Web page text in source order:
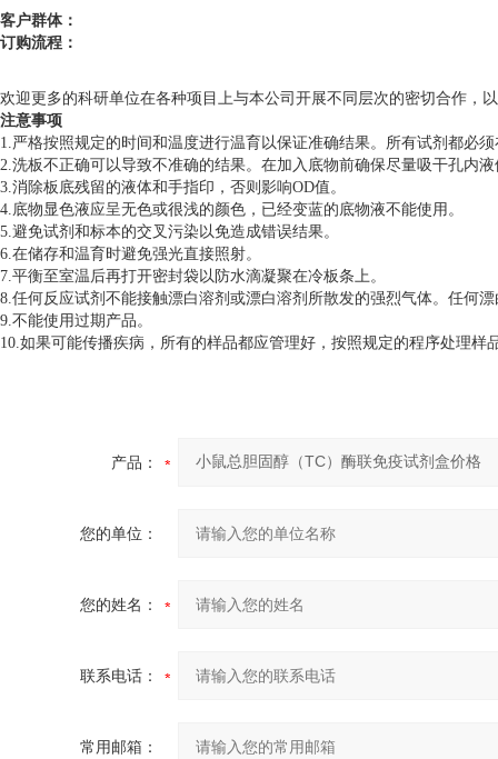
客户群体：
订购流程：
欢迎更多的科研单位在各种项目上与本公司开展不同层次的密切合作，
注意事项
1.严格按照规定的时间和温度进行温育以保证准确结果。所有试剂都必
2.洗板不正确可以导致不准确的结果。在加入底物前确保尽量吸干孔内
3.消除板底残留的液体和手指印，否则影响OD值。
4.底物显色液应呈无色或很浅的颜色，已经变蓝的底物液不能使用。
5.避免试剂和标本的交叉污染以免造成错误结果。
6.在储存和温育时避免强光直接照射。
7.平衡至室温后再打开密封袋以防水滴凝聚在冷板条上。
8.任何反应试剂不能接触漂白溶剂或漂白溶剂所散发的强烈气体。任何
9.不能使用过期产品。
10.如果可能传播疾病，所有的样品都应管理好，按照规定的程序处理样
产品：
您的单位：
您的姓名：
联系电话：
常用邮箱：